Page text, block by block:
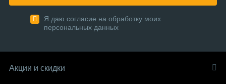
Я даю согласие на обработку моих
персональных данных
Акции и скидки